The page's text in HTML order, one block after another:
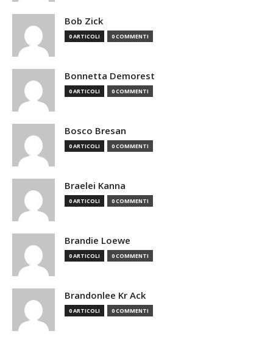
Bob Zick
0 ARTICOLI 0 COMMENTI
Bonnetta Demorest
0 ARTICOLI 0 COMMENTI
Bosco Bresan
0 ARTICOLI 0 COMMENTI
Braelei Kanna
0 ARTICOLI 0 COMMENTI
Brandie Loewe
0 ARTICOLI 0 COMMENTI
Brandonlee Kr Ack
0 ARTICOLI 0 COMMENTI